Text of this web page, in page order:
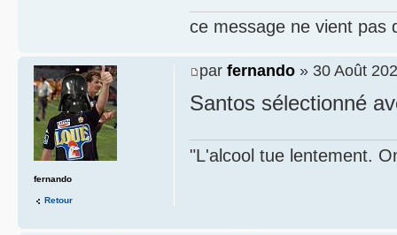
ce message ne vient pas
par fernando » 30 Août
Santos sélectionné
"L'alcool tue lentement.
fernando
Retour